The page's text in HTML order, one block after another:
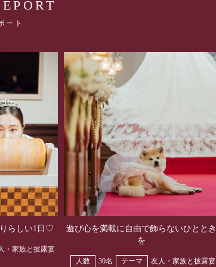
ート
らしい1日♡
・家族と披露宴
遊び心を満載に自由で飾らないひととき
を
人数 30名 テーマ 友人・家族と披露宴